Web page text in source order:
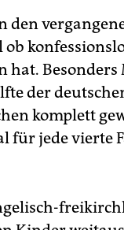
den
hat.
der
komplett
für jede vierte